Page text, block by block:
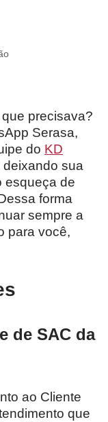
precisava?
Serasa,
do KD
sua
esqueça de
forma
sempre a
para você,
de SAC da
ao Cliente
que